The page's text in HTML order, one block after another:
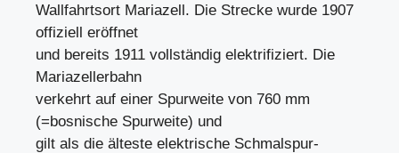
Wallfahrtsort Mariazell. Die Strecke wurde 1907
offiziell eröffnet
und bereits 1911 vollständig elektrifiziert. Die
Mariazellerbahn
verkehrt auf einer Spurweite von 760 mm
(=bosnische Spurweite) und
gilt als die älteste elektrische Schmalspur-